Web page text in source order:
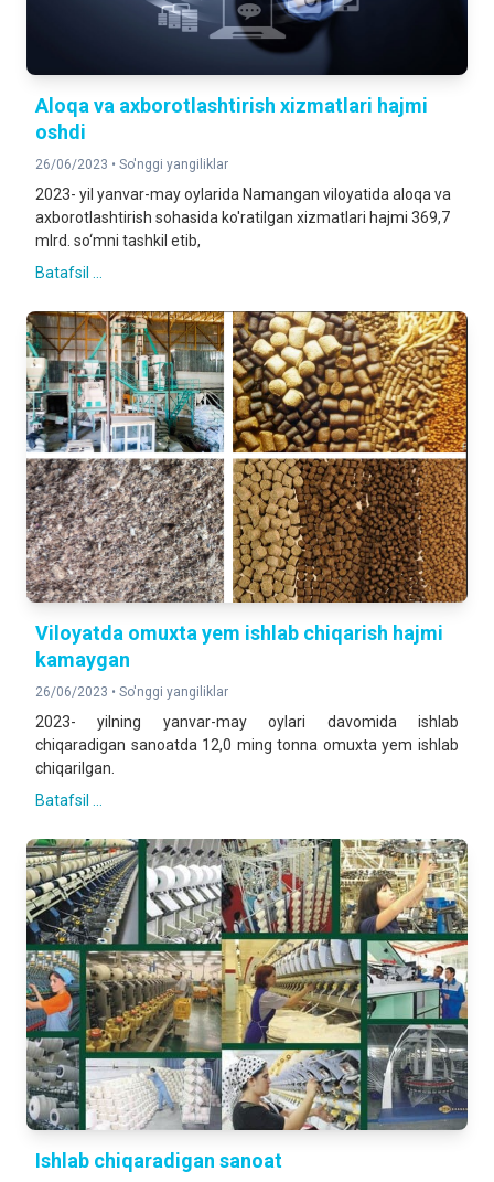
Aloqa va axborotlashtirish xizmatlari hajmi
oshdi
26/06/2023 • So'nggi yangiliklar
2023- yil yanvar-may oylarida Namangan viloyatida aloqa va
axborotlashtirish sohasida ko'ratilgan xizmatlari hajmi 369,7
mlrd. so‘mni tashkil etib,
Batafsil ...
Viloyatda omuxta yem ishlab chiqarish hajmi
kamaygan
26/06/2023 • So'nggi yangiliklar
2023- yilning yanvar-may oylari davomida ishlab
chiqaradigan sanoatda 12,0 ming tonna omuxta yem ishlab
chiqarilgan.
Batafsil ...
Ishlab chiqaradigan sanoat